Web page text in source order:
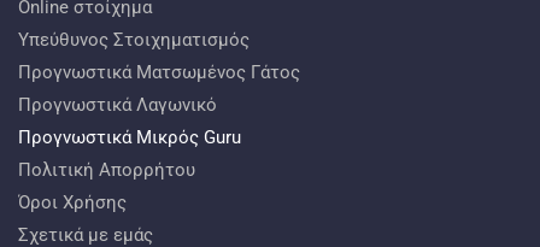
Online στοίχημα
Υπεύθυνος Στοιχηματισμός
Προγνωστικά Ματσωμένος Γάτος
Προγνωστικά Λαγωνικό
Προγνωστικά Mικρός Guru
Πολιτική Απορρήτου
Όροι Χρήσης
Σχετικά με εμάς